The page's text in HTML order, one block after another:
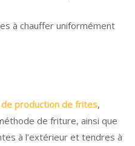
à chauffer uniformément
de production de frites,
de friture, ainsi que
à l’extérieur et tendres à